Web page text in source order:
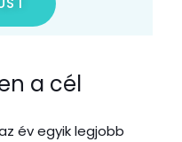
a cél
év egyik legjobb